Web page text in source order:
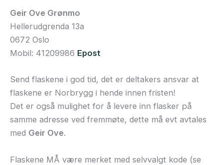
Geir Ove Grønmo
Hellerudgrenda 13a
0672 Oslo
Mobil: 41209986 Epost
Send flaskene i god tid, det er deltakers ansvar at
flaskene er Norbrygg i hende innen fristen!
Det er også mulighet for å levere inn flasker på
samme adresse ved fremmøte, dette må evt avtales
med Geir Ove.
Flaskene MÅ være merket med selvvalgt kode (se